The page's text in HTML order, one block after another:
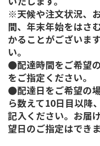
※天候や注文状況、
間、年末年始をはさ
かることがございま
い。
●配達時間をご希望
をご指定ください。
●配達日をご希望の
ら数えて10日目以降
記入ください。お届
望日のご指定はできま